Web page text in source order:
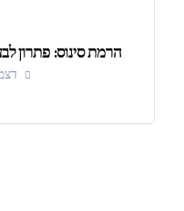
הרמת סינוס: פתרון
דצמבר